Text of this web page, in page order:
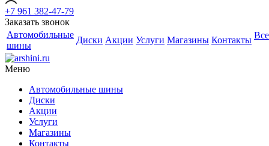
+7 961 382-47-79
Заказать звонок
Автомобильные
шины
Диски Акции Услуги Магазины Контакты Все
Меню
Автомобильные шины
Диски
Акции
Услуги
Магазины
Контакты